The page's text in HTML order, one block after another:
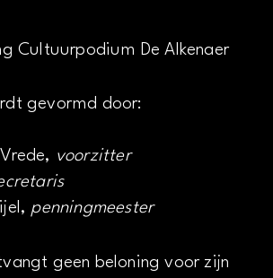
Cultuurpodium De Alkenaer
gevormd door:
voorzitter
penningmeester
geen beloning voor zijn